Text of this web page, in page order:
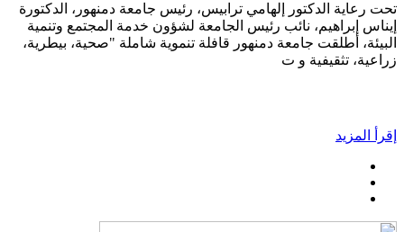
تحت رعاية الدكتور إلهامي ترابيس، رئيس جامعة دمنهور، الدكتورة
إيناس إبراهيم، نائب رئيس الجامعة لشؤون خدمة المجتمع وتنمية
البيئة، أطلقت جامعة دمنهور قافلة تنموية شاملة "صحية، بيطرية،
زراعية، تثقيفية و ت
إقرأ المزيد